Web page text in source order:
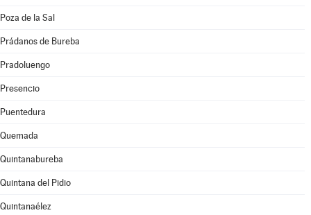
Poza de la Sal
Prádanos de Bureba
Pradoluengo
Presencio
Puentedura
Quemada
Quintanabureba
Quintana del Pidio
Quintanaélez